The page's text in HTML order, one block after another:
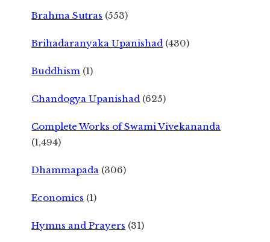
Brahma Sutras (553)
Brihadaranyaka Upanishad (430)
Buddhism (1)
Chandogya Upanishad (625)
Complete Works of Swami Vivekananda
(1,494)
Dhammapada (306)
Economics (1)
Hymns and Prayers (31)